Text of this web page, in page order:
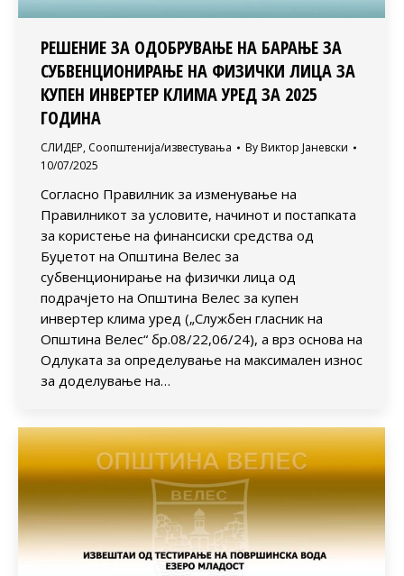
РЕШЕНИЕ ЗА ОДОБРУВАЊЕ НА БАРАЊЕ ЗА
СУБВЕНЦИОНИРАЊЕ НА ФИЗИЧКИ ЛИЦА ЗА
КУПЕН ИНВЕРТЕР КЛИМА УРЕД ЗА 2025
ГОДИНА
СЛИДЕР, Соопштенија/известувања By Виктор Јаневски
10/07/2025
Согласно Правилник за изменување на
Правилникот за условите, начинот и постапката
за користење на финансиски средства од
Буџетот на Општина Велес за
субвенционирање на физички лица од
подрачјето на Општина Велес за купен
инвертер клима уред („Службен гласник на
Општина Велес“ бр.08/22,06/24), а врз основа на
Одлуката за определување на максимален износ
за доделување на…